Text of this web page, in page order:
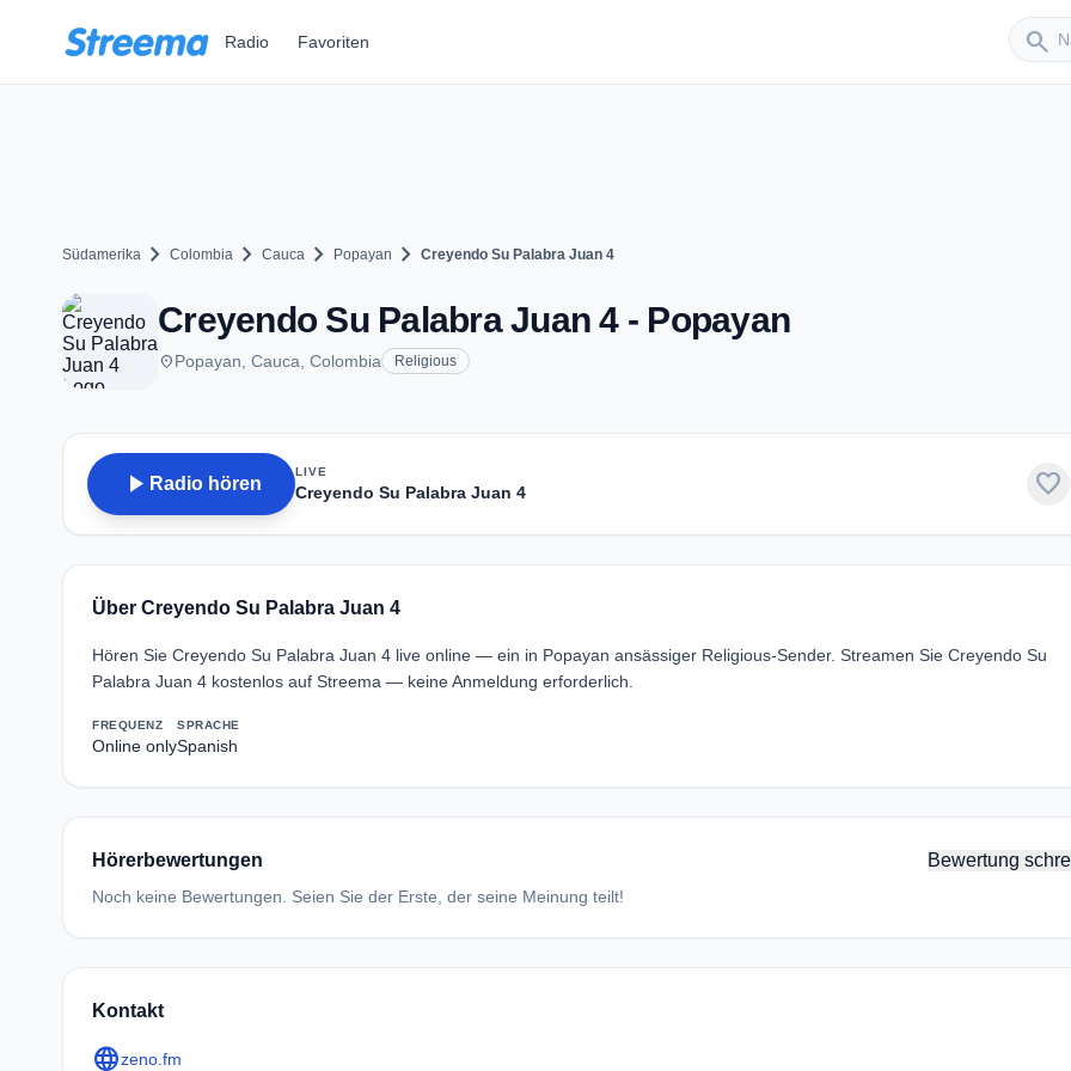
Radio Favoriten search
Südamerika chevron_right Colombia chevron_right Cauca chevron_right Popayan chevron_right Creyendo Su Palabra Juan 4
Creyendo Su Palabra Juan 4 - Popayan
placePopayan, Cauca, Colombia Religious
play_arrow Radio hören
LIVE
Creyendo Su Palabra Juan 4 favorite
Über Creyendo Su Palabra Juan 4
Hören Sie Creyendo Su Palabra Juan 4 live online — ein in Popayan ansässiger Religious-Sender. Streamen Sie Creyendo Su
Palabra Juan 4 kostenlos auf Streema — keine Anmeldung erforderlich.
FREQUENZ
Online only
SPRACHE
Spanish
Hörerbewertungen Bewertung
Noch keine Bewertungen. Seien Sie der Erste, der seine Meinung teilt!
Kontakt
languagezeno.fm